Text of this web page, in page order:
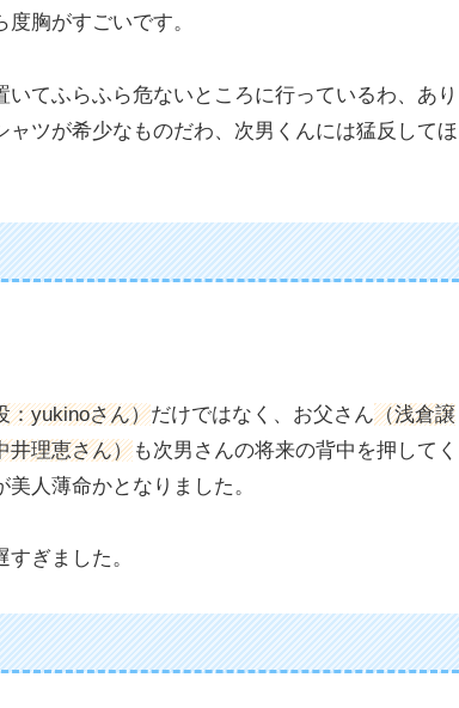
胸がすごいです。
いてふらふら危ないところに行っているわ、あり
ツが希少なものだわ、次男くんには猛反してほ
：yukinoさん）だけではなく、お父さん（浅倉譲
井理恵さん）も次男さんの将来の背中を押してく
人薄命かとなりました。
ぎました。